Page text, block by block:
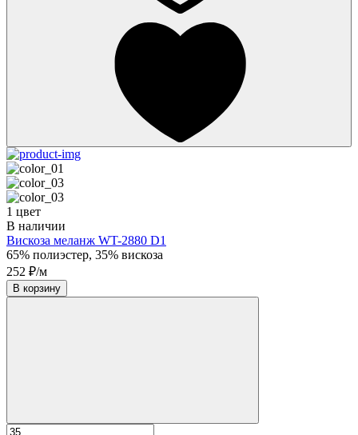
1 цвет
В наличии
Вискоза меланж WT-2880 D1
65% полиэстер, 35% вискоза
252 ₽/м
В корзину